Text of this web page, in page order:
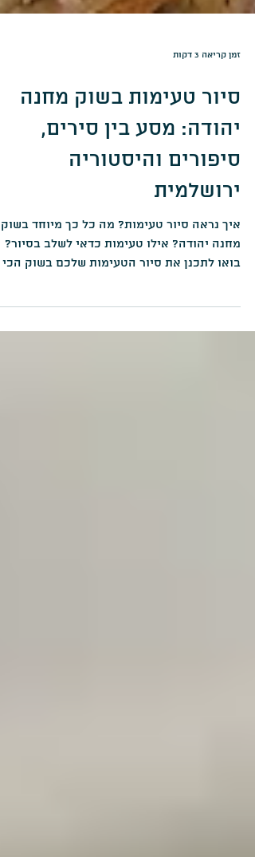
זמן קריאה 3 דקות
סיור טעימות בשוק מחנה
יהודה: מסע בין סירים,
ירושלמית
איך נראה סיור טעימות? מה כל כך מיוחד בשוק
בואו לתכנן את סיור הטעימות שלכם בשוק הכי
מפורסם בישראל